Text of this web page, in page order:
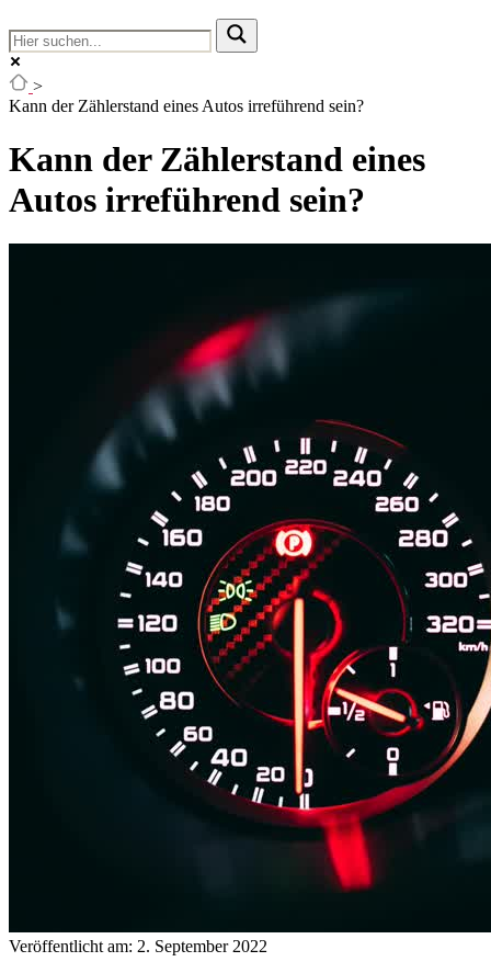
>
Kann der Zählerstand eines Autos irreführend sein?
Kann der Zählerstand eines
Autos irreführend sein?
Veröffentlicht am: 2. September 2022